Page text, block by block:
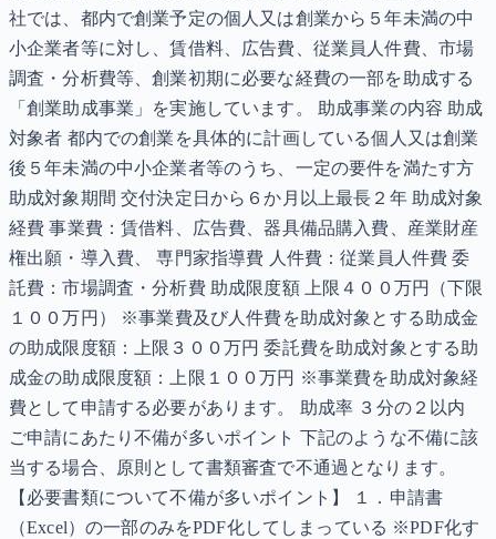
社では、都内で創業予定の個人又は創業から５年未満の中
小企業者等に対し、賃借料、広告費、従業員人件費、市場
調査・分析費等、創業初期に必要な経費の一部を助成する
「創業助成事業」を実施しています。 助成事業の内容 助成
対象者 都内での創業を具体的に計画している個人又は創業
後５年未満の中小企業者等のうち、一定の要件を満たす方
助成対象期間 交付決定日から６か月以上最長２年 助成対象
経費 事業費：賃借料、広告費、器具備品購入費、産業財産
権出願・導入費、 専門家指導費 人件費：従業員人件費 委
託費：市場調査・分析費 助成限度額 上限４００万円（下限
１００万円） ※事業費及び人件費を助成対象とする助成金
の助成限度額：上限３００万円 委託費を助成対象とする助
成金の助成限度額：上限１００万円 ※事業費を助成対象経
費として申請する必要があります。 助成率 ３分の２以内
ご申請にあたり不備が多いポイント 下記のような不備に該
当する場合、原則として書類審査で不通過となります。
【必要書類について不備が多いポイント】 １．申請書
（Excel）の一部のみをPDF化してしまっている ※PDF化す